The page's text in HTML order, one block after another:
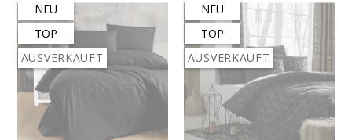
NEU
TOP
AUSVERKAUFT
NEU
TOP
AUSVERKAUFT